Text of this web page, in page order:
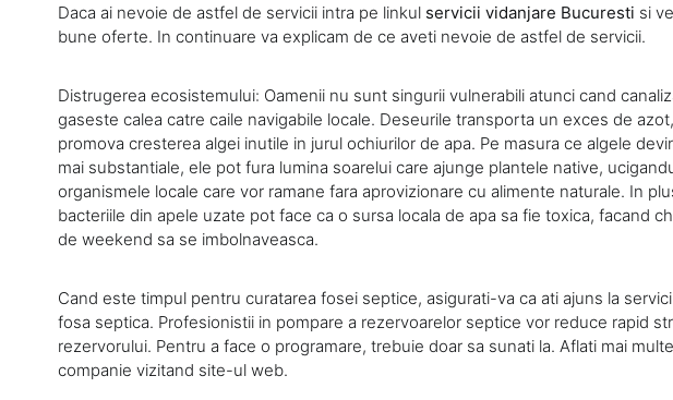
Daca ai nevoie de astfel de servicii intra pe linkul servicii vidanjare Bucuresti si
bune oferte. In continuare va explicam de ce aveti nevoie de astfel de servicii.
Distrugerea ecosistemului: Oamenii nu sunt singurii vulnerabili atunci cand
gaseste calea catre caile navigabile locale. Deseurile transporta un exces de
promova cresterea algei inutile in jurul ochiurilor de apa. Pe masura ce algele
mai substantiale, ele pot fura lumina soarelui care ajunge plantele native,
organismele locale care vor ramane fara aprovizionare cu alimente naturale. In
bacteriile din apele uzate pot face ca o sursa locala de apa sa fie toxica, facand
de weekend sa se imbolnaveasca.
Cand este timpul pentru curatarea fosei septice, asigurati-va ca ati ajuns la
fosa septica. Profesionistii in pompare a rezervoarelor septice vor reduce rapid
rezervorului. Pentru a face o programare, trebuie doar sa sunati la. Aflati mai
companie vizitand site-ul web.